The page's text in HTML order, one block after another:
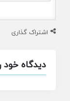
اشتراک گذاری
دیدگاه خود